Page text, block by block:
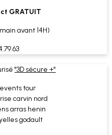
GRATUIT
avant 14H)
"3D sécure +"